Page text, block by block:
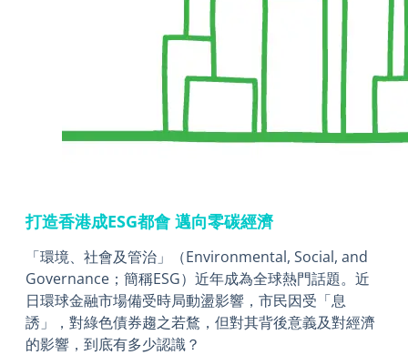
打造香港成ESG都會 邁向零碳經濟
「環境、社會及管治」（Environmental, Social, and
Governance；簡稱ESG）近年成為全球熱門話題。近
日環球金融市場備受時局動盪影響，市民因受「息
誘」，對綠色債券趨之若鶩，但對其背後意義及對經濟
的影響，到底有多少認識？